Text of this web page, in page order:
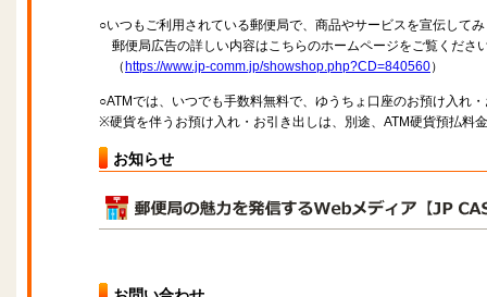
○いつもご利用されている郵便局で、商品やサービスを宣伝して
郵便局広告の詳しい内容はこちらのホームページをご覧くださ
（ https://www.jp-comm.jp/showshop.php?CD=840560）
○ATMでは、いつでも手数料無料で、ゆうちょ口座のお預け入れ
※硬貨を伴うお預け入れ・お引き出しは、別途、ATM硬貨預払料
お知らせ